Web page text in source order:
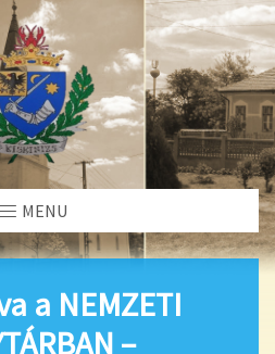
MENU
a NEMZETI
–